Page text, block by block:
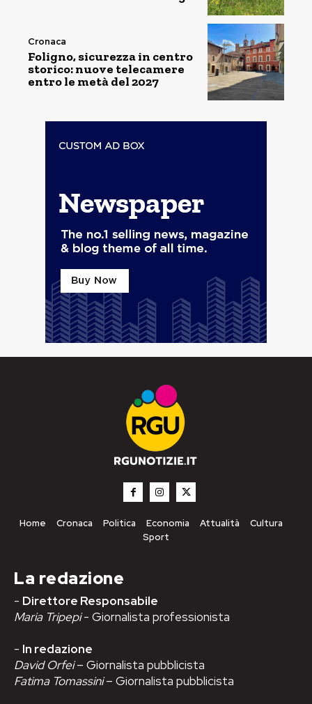
Cronaca
Foligno, sicurezza in centro
storico: nuove telecamere
entro le metà del 2027
Home Cronaca Politica Economia Attualità
Cultura
Sport
La redazione
- Direttore Responsabile
Maria Tripepi- Giornalista professionista
- In redazione
David Orfei– Giornalista pubblicista
Fatima Tomassini– Giornalista pubblicista